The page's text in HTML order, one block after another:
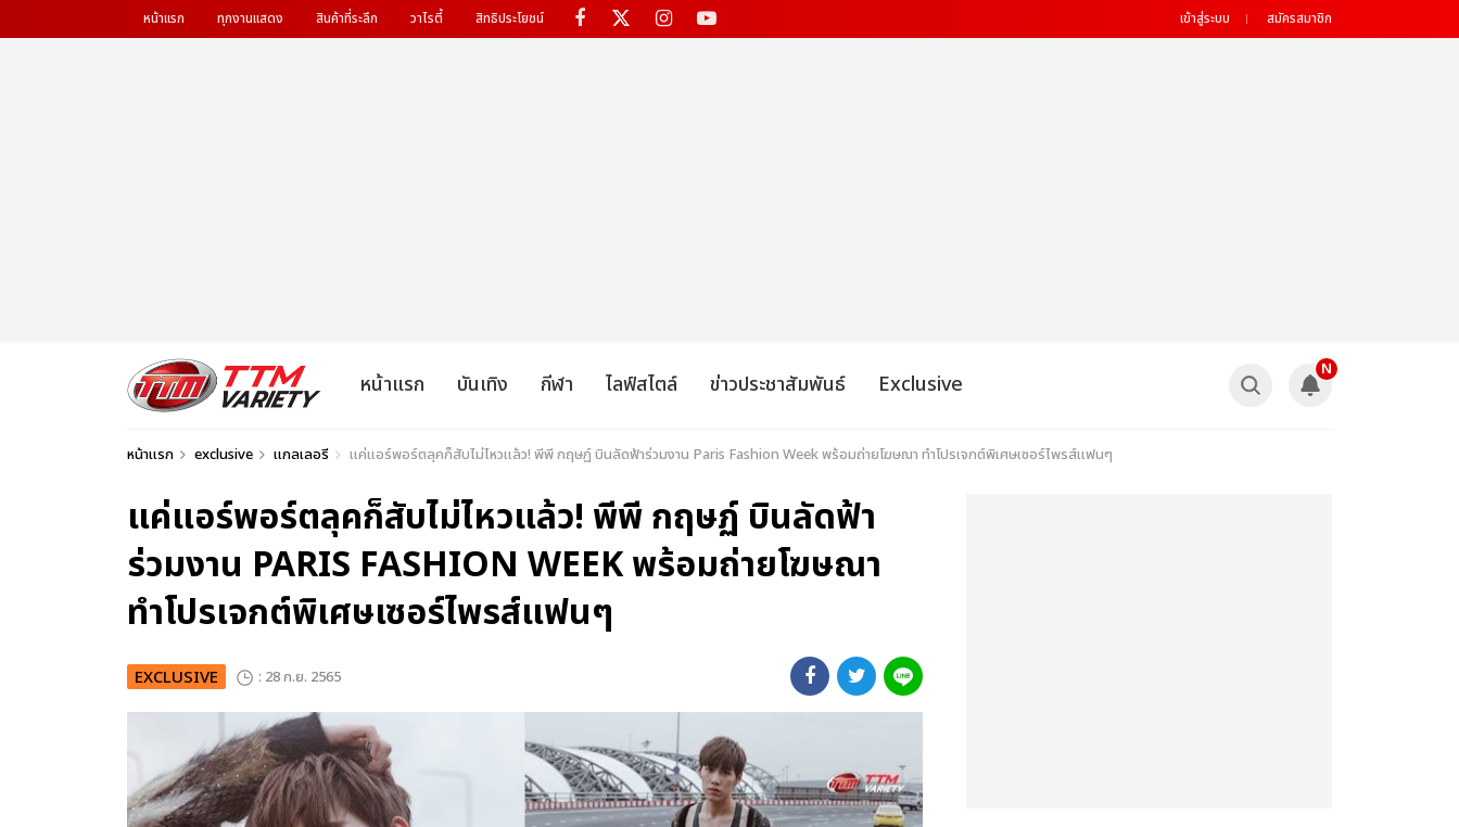
หน้าแรก ทุกงานแสดง สินค้าที่ระลึก วาไรตี้ สิทธิประโยชน์ เข้าสู่ระบบ สมัครสมาชิก
หน้าแรก บันเทิง กีฬา ไลฟ์สไตล์ ข่าวประชาสัมพันธ์ Exclusive
N
หน้าแรก exclusive แกลเลอรี แค่แอร์พอร์ตลุคก็สับไม่ไหวแล้ว! พีพี กฤษฏ์ บินลัดฟ้าร่วมงาน Paris Fashion Week พร้อมถ่ายโฆษณา ทำโปรเจกต์พิเศษเซอร์ไพรส์แฟนๆ
แค่แอร์พอร์ตลุคก็สับไม่ไหวแล้ว! พีพี กฤษฏ์ บินลัดฟ้า
ร่วมงาน PARIS FASHION WEEK พร้อมถ่ายโฆษณา
ทำโปรเจกต์พิเศษเซอร์ไพรส์แฟนๆ
EXCLUSIVE : 28 ก.ย. 2565